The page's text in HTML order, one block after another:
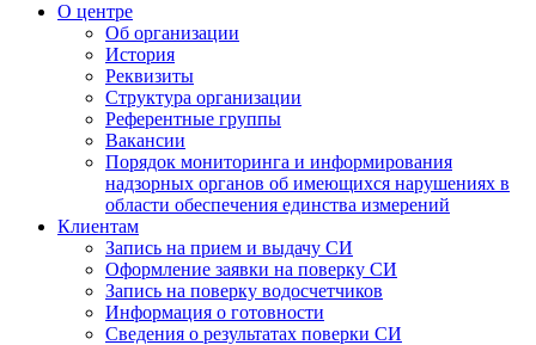
О центре
Об организации
История
Реквизиты
Структура организации
Референтные группы
Вакансии
Порядок мониторинга и информирования
надзорных органов об имеющихся нарушениях в
области обеспечения единства измерений
Клиентам
Запись на прием и выдачу СИ
Оформление заявки на поверку СИ
Запись на поверку водосчетчиков
Информация о готовности
Сведения о результатах поверки СИ